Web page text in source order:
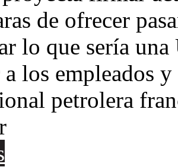
de ofrecer
lo que sería
a los empleados
petrolera